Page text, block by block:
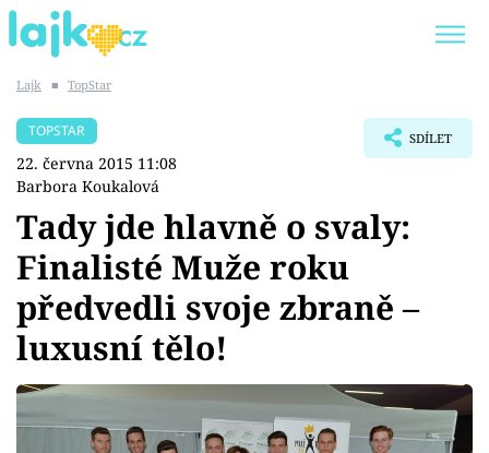
SHOPAHOLICADEL
Témata
Showbyznys
Youtubeři
Virály
Lajk ■ TopStar
TOPSTAR
22. června 2015 11:08
Barbora Koukalová
SDÍLET
Tady jde hlavně o svaly:
Finalisté Muže roku
předvedli svoje zbraně –
luxusní tělo!